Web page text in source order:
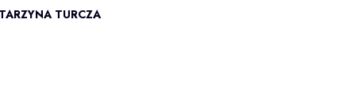
TURCZA